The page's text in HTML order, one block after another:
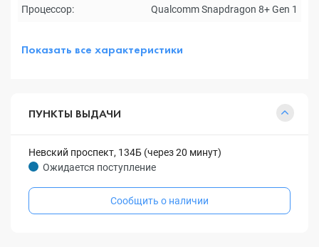
Процессор: Qualcomm Snapdragon 8+ Gen 1
Показать все характеристики
ПУНКТЫ ВЫДАЧИ
Невский проспект, 134Б (через 20 минут)
Ожидается поступление
Сообщить о наличии